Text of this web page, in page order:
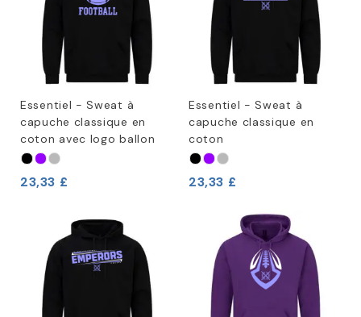
Essentiel - Sweat à
capuche classique en
coton avec logo ballon
23,33 £
Essentiel - Sweat à
capuche classique en
coton
23,33 £